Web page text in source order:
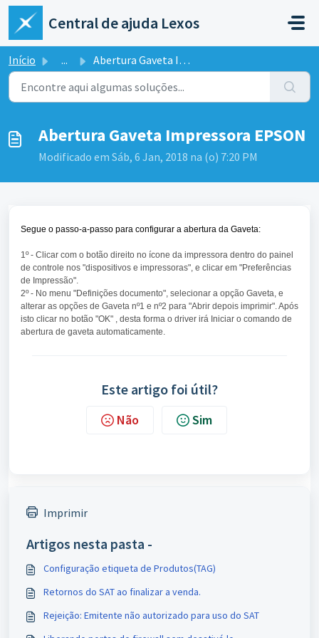
Ir para o conteúdo principal
Central de ajuda Lexos
Início ... Abertura Gaveta Impressora EPSON
Abertura Gaveta Impressora EPSON
Modificado em Sáb, 6 Jan, 2018 na (o) 7:20 PM
Segue o passo-a-passo para configurar a abertura da Gaveta:
1º - Clicar com o botão direito no ícone da impressora dentro do painel
de controle nos "dispositivos e impressoras", e clicar em "Preferências
de Impressão".
2º - No menu "Definições documento", selecionar a opção Gaveta, e
alterar as opções de Gaveta nº1 e nº2 para "Abrir depois imprimir". Após
isto clicar no botão "OK" , desta forma o driver irá Iniciar o comando de
abertura de gaveta automaticamente.
Este artigo foi útil?
Não Sim
Imprimir
Artigos nesta pasta -
Configuração etiqueta de Produtos(TAG)
Retornos do SAT ao finalizar a venda.
Rejeição: Emitente não autorizado para uso do SAT